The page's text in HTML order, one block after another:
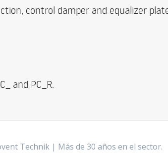
control damper and equalizer
and PC_R.
Technik | Más de 30 años en el sector.